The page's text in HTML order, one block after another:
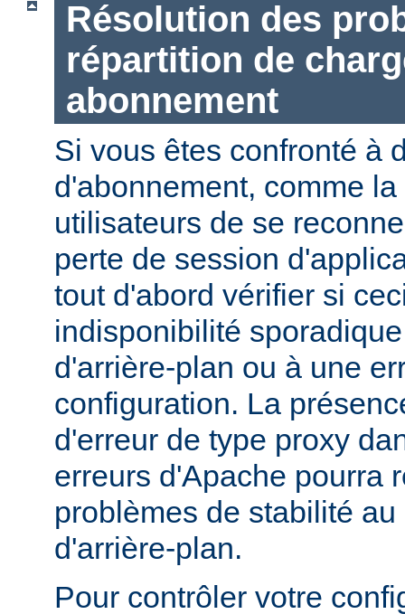
Résolution des
répartition de
abonnement
Si vous êtes confronté à
d'abonnement, comme
utilisateurs de se
perte de session
tout d'abord vérifier si
indisponibilité
d'arrière-plan ou à une
configuration. La
d'erreur de type proxy
erreurs d'Apache pourra
problèmes de stabilité
d'arrière-plan.
Pour contrôler votre